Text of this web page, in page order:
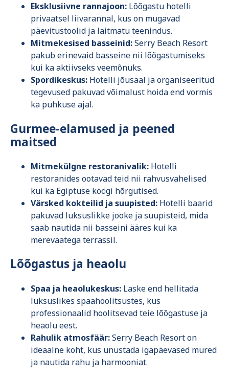
Eksklusiivne rannajoon: Lõõgastu hotelli
privaatsel liivarannal, kus on mugavad
päevitustoolid ja laitmatu teenindus.
Mitmekesised basseinid:Serry Beach Resort
pakub erinevaid basseine nii lõõgastumiseks
kui ka aktiivseks veemõnuks.
Spordikeskus: Hotelli jõusaal ja organiseeritud
tegevused pakuvad võimalust hoida end vormis
ka puhkuse ajal.
Gurmee-elamused ja peened
maitsed
Mitmekülgne restoranivalik: Hotelli
restoranides ootavad teid nii rahvusvahelised
kui ka Egiptuse köögi hõrgutised.
Värsked kokteilid ja suupisted: Hotelli baarid
pakuvad luksuslikke jooke ja suupisteid, mida
saab nautida nii basseini ääres kui ka
merevaatega terrassil.
Lõõgastus ja heaolu
Spaa ja heaolukeskus: Laske end hellitada
luksuslikes spaahoolitsustes, kus
professionaalid hoolitsevad teie lõõgastuse ja
heaolu eest.
Rahulik atmosfäär:Serry Beach Resort on
ideaalne koht, kus unustada igapäevased mured
ja nautida rahu ja harmooniat.